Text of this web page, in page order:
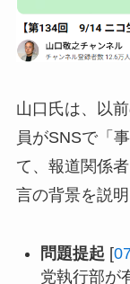
山口氏は、以
員がSNSで「
て、報道関係
言の背景を説明
問題提起 [
党執行部が